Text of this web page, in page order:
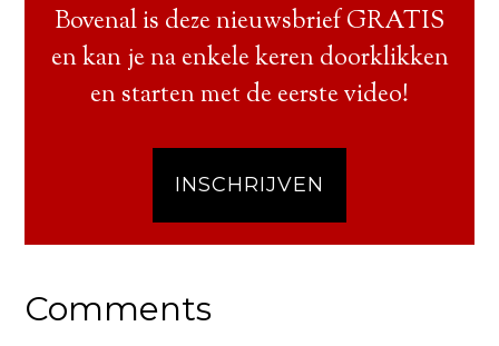
Bovenal is deze nieuwsbrief GRATIS
en kan je na enkele keren doorklikken
en starten met de eerste video!
INSCHRIJVEN
Comments